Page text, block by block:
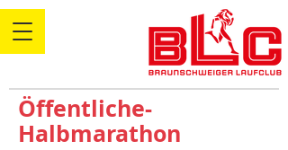
Öffentliche-
Halbmarathon